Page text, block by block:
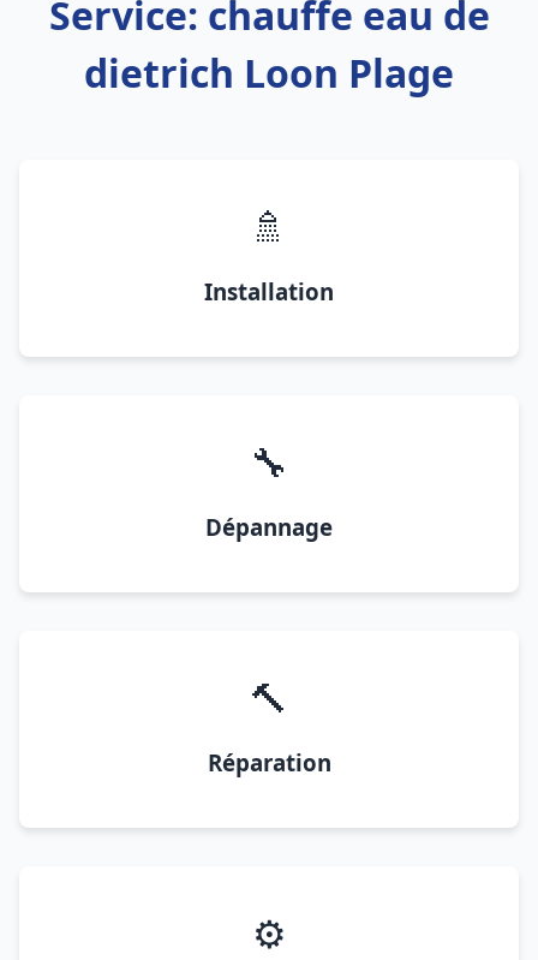
Service: chauffe eau de
dietrich Loon Plage
🚿
Installation
🔧
Dépannage
🔨
Réparation
⚙️